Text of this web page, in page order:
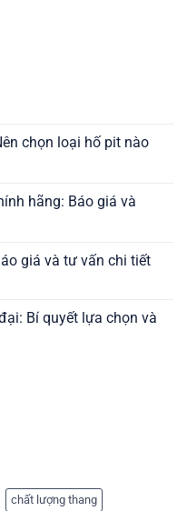
chọn loại hố pit nào
hãng: Báo giá và
giá và tư vấn chi tiết
Bí quyết lựa chọn và
chất lượng thang